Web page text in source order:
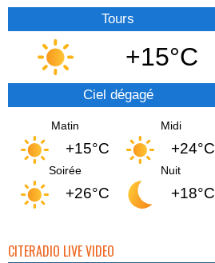
Tours
+15°C
Ciel dégagé
Matin
+15°C
Midi
+24°C
Soirée
+26°C
Nuit
+18°C
CITERADIO LIVE VIDEO